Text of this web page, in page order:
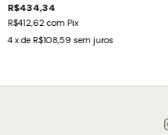
R$434,34
R$412,62com Pix
4 x de R$108,59 sem juros